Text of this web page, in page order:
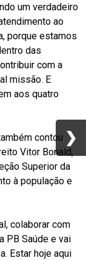
um verdadeiro
ao
porque estamos
das
com a
missão. E
aos quatro
contou
Vitor Bonald,
Superior da
à população e
colaborar com
PB Saúde e vai
Estar hoje aqui
❯
❯